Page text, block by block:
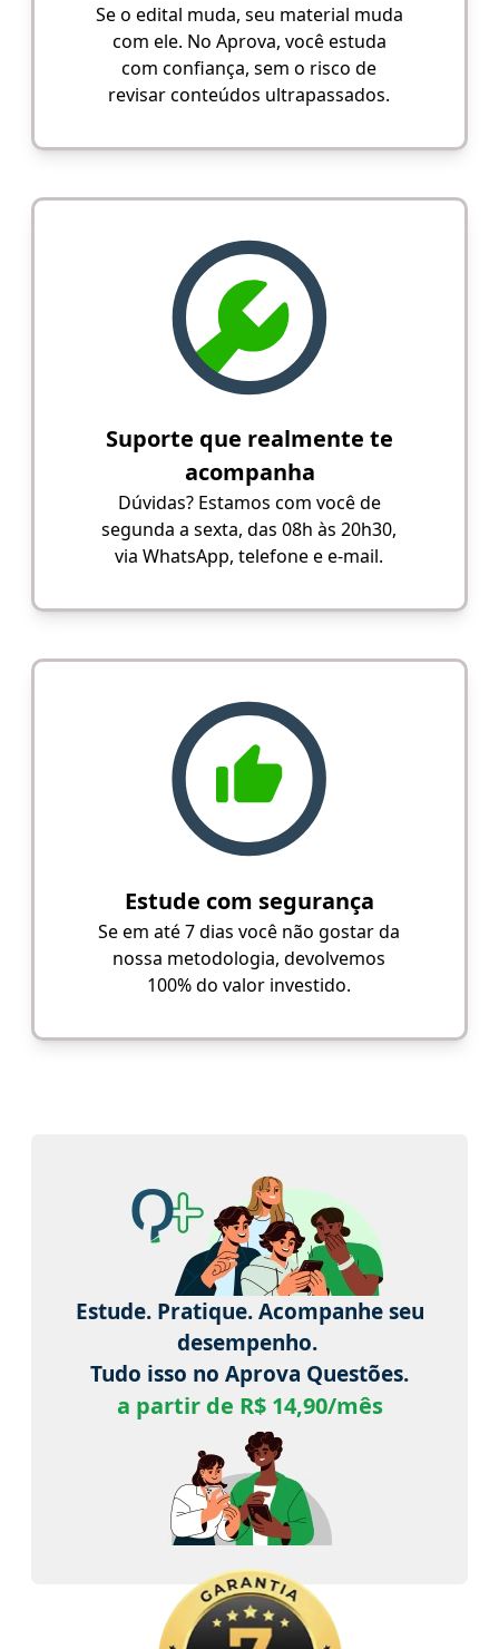
Se o edital muda, seu material muda
com ele. No Aprova, você estuda
com confiança, sem o risco de
revisar conteúdos ultrapassados.
Suporte que realmente te
acompanha
Dúvidas? Estamos com você de
segunda a sexta, das 08h às 20h30,
via WhatsApp, telefone e e-mail.
Estude com segurança
Se em até 7 dias você não gostar da
nossa metodologia, devolvemos
100% do valor investido.
Estude. Pratique. Acompanhe seu
desempenho.
Tudo isso no Aprova Questões.
a partir de R$ 14,90/mês